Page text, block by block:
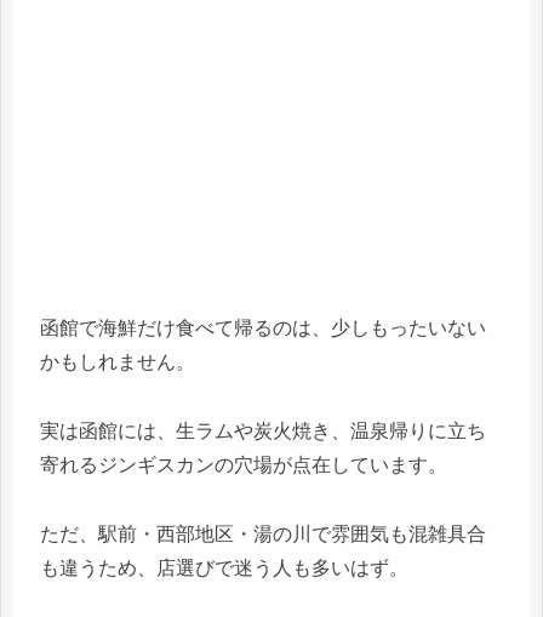
函館で海鮮だけ食べて帰るのは、少しもったいない
かもしれません。
実は函館には、生ラムや炭火焼き、温泉帰りに立ち
寄れるジンギスカンの穴場が点在しています。
ただ、駅前・西部地区・湯の川で雰囲気も混雑具合
も違うため、店選びで迷う人も多いはず。